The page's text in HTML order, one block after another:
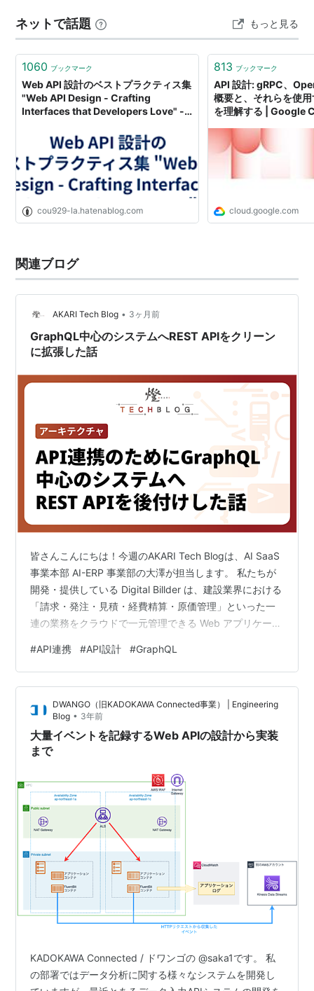
ネットで話題 もっと見る
1060 ブックマーク
Web API 設計のベストプラクティス集
"Web API Design - Crafting
Interfaces that Developers Love" -
cou929-la.hatenablog.com
813 ブックマーク
API 設計: gRPC、
概要と、それらを使
を理解する | Google
cloud.google.com
関連ブログ
AKARI Tech Blog • 3ヶ月前
GraphQL中心のシステムへREST APIをクリーン
に拡張した話
皆さんこんにちは！今週のAKARI Tech Blogは、AI SaaS
事業本部 AI-ERP 事業部の大澤が担当します。 私たちが
開発・提供している Digital Billder は、建設業界における
「請求・発注・見積・経費精算・原価管理」といった一
連の業務をクラウドで一元管理できる Web アプリケーシ
システムにおける外部システム連携のために、API連携基
盤をどのように設計したかについて説明します。 特に、
既存のGraphQLベースのバックエンドを活かしつつ、外
部システムとの親和性を考慮してREST API…
#API連携 #API設計 #GraphQL
DWANGO（旧KADOKAWA Connected事業） | Engineering
Blog • 3年前
大量イベントを記録するWeb APIの設計から実装
まで
KADOKAWA Connected / ドワンゴの @saka1です。 私
の部署ではデータ分析に関する様々なシステムを開発し